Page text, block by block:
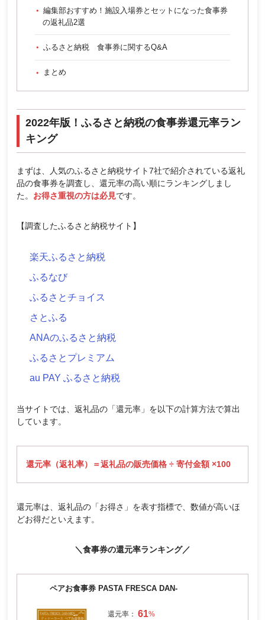
編集部おすすめ！施設入場券とセットになった食事券
の返礼品2選
ふるさと納税 食事券に関するQ&A
まとめ
2022年版！ふるさと納税の食事券還元率ラン
キング
まずは、人気のふるさと納税サイト7社で紹介されている返礼
品の食事券を調査し、還元率の高い順にランキングしまし
た。 お得さ重視の方は必見です。
【調査したふるさと納税サイト】
楽天ふるさと納税
ふるなび
ふるさとチョイス
さとふる
ANAのふるさと納税
ふるさとプレミアム
au PAY ふるさと納税
当サイトでは、返礼品の「還元率」を以下の計算方法で算出
しています。
還元率（返礼率）＝返礼品の販売価格 ÷ 寄付金額 ×100
還元率は、返礼品の「お得さ」を表す指標で、数値が高いほ
どお得だといえます。
＼食事券の還元率ランキング／
ペアお食事券 PASTA FRESCA DAN-
61